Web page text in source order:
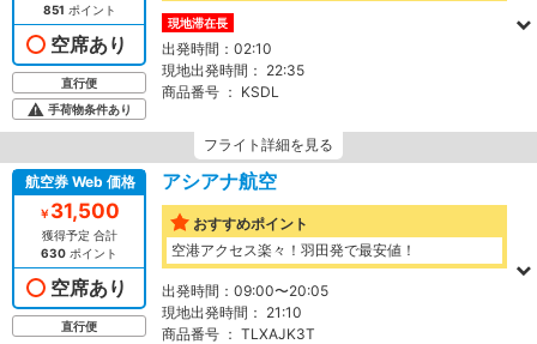
851 ポイント
空席あり
直行便
手荷物条件あり
現地滞在長
出発時間： 02:10
現地出発時間： 22:35
商品番号 ： KSDL
フライト詳細を見る
航空券 Web 価格
￥ 31,500
獲得予定 合計
630 ポイント
空席あり
直行便
アシアナ航空
おすすめポイント
空港アクセス楽々！羽田発で最安値！
出発時間： 09:00〜20:05
現地出発時間： 21:10
商品番号 ： TLXAJK3T